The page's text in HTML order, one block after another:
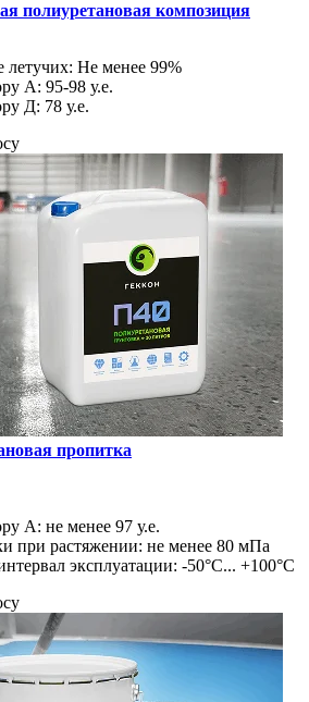
полиуретановая композиция
летучих: Не менее 99%
А: 95-98 у.е.
Д: 78 у.е.
пропитка
А: не менее 97 у.е.
при растяжении: не менее 80 мПа
эксплуатации: -50°С... +100°С